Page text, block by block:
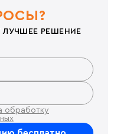
РЕШЕНИЕ
обработку